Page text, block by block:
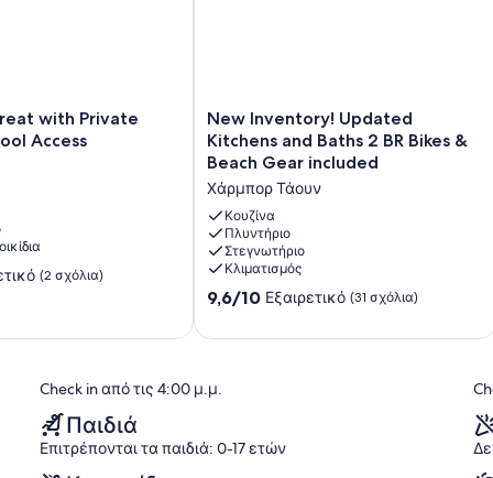
with Private
Access
(2 σχόλια)
New
Inventory!
Updated
and
Baths
2
BR
Bikes
&
Gear
Τάουν
New Inventory! Updated
Kitchens and Baths 2 BR Bikes &
Beach Gear included
Χάρμπορ Τάουν
Κουζίνα
Πλυντήριο
Στεγνωτήριο
Κλιματισμός
9.6
10,
σχόλια)
9,6/10 Εξαιρετικό (31 σχόλια)
Check in από τις 4:00 μ.μ.
Παιδιά
Επιτρέπονται τα παιδιά: 0-17 ετών